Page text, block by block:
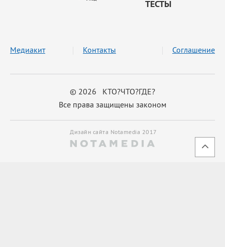
ТЕСТЫ
© 2026 КТО?ЧТО?ГДЕ?
Все права защищены законом
Медиакит Контакты Соглашение
Дизайн сайта Notamedia 2017